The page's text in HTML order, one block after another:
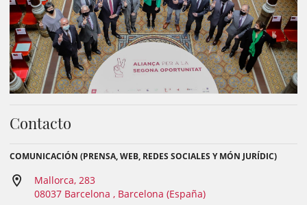
Contacto
COMUNICACIÓN (PRENSA, WEB, REDES SOCIALES Y MÓN JURÍDIC)
Mallorca, 283
08037 Barcelona , Barcelona (España)